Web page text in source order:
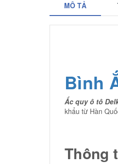
MÔ TẢ
Bình
Ắc quy ô tô
khẩu từ Hàn
Thông